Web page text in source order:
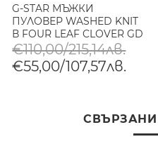
G-STAR МЪЖКИ
ПУЛОВЕР WASHED KNIT
В FOUR LEAF CLOVER GD
€110,00/215,14лв.
€55,00/107,57лв.